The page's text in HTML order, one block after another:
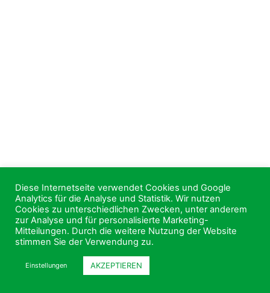
Diese Internetseite verwendet Cookies und Google
Analytics für die Analyse und Statistik. Wir nutzen
Cookies zu unterschiedlichen Zwecken, unter anderem
zur Analyse und für personalisierte Marketing-
Mitteilungen. Durch die weitere Nutzung der Website
stimmen Sie der Verwendung zu.
Einstellungen AKZEPTIEREN